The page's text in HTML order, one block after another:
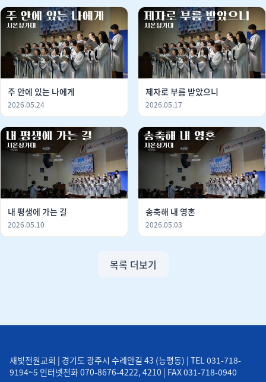
주 안에 있는 나에게
2026.05.24
제자로 부름 받았으니
2026.05.17
내 평생에 가는 길
2026.05.10
송축해 내 영혼
2026.05.03
목록 더보기
새빛전원교회 | 경기도 광주시 수레안길 43 (능평동) | TEL 031-718-
9194~5 인터넷전화 070-8676-4222, 4210 | FAX 031-718-0940